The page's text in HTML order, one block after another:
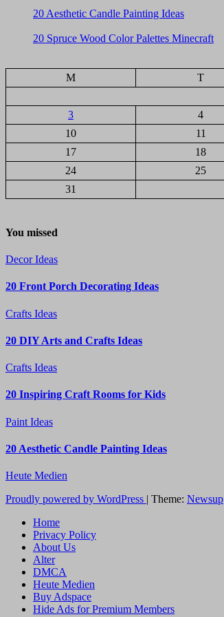
20 Aesthetic Candle Painting Ideas
20 Spruce Wood Color Palettes Minecraft
M
T
3
4
10
11
17
18
24
25
31
You missed
Decor Ideas
20 Front Porch Decorating Ideas
Crafts Ideas
20 DIY Arts and Crafts Ideas
Crafts Ideas
20 Inspiring Craft Rooms for Kids
Paint Ideas
20 Aesthetic Candle Painting Ideas
Heute Medien
Proudly powered by WordPress | Theme: Newsup
Home
Privacy Policy
About Us
Alter
DMCA
Heute Medien
Buy Adspace
Hide Ads for Premium Members